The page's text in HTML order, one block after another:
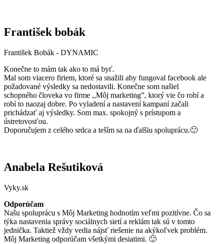
František bobák
František Bobák - DYNAMIC
Konečne to mám tak ako to má byť.
Mal som viacero firiem, ktoré sa snažili aby fungoval facebook ale
požadované výsledky sa nedostavili. Konečne som našiel
schopného človeka vo firme ,,Môj marketing”, ktorý vie čo robí a
robí to naozaj dobre. Po vyladení a nastavení kampaní začali
prichádzať aj výsledky. Som max. spokojný s prístupom a
ústretovosťou.
Doporučujem z celého srdca a teším sa na ďalšiu spoluprácu.🙂
Anabela Rešutiková
Vyky.sk
Odporúčam
Našu spoluprácu s Môj Marketing hodnotím veľmi pozitívne. Čo sa
týka nastavenia správy sociálnych sietí a reklám tak sú v tomto
jednička. Taktiež vždy vedia nájsť riešenie na akýkoľvek problém.
Môj Marketing odporúčam všetkými desiatimi. 🙂